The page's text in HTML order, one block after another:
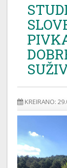
KREIRANO: